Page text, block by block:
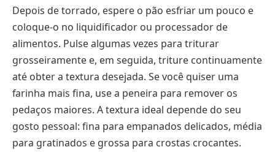
Depois de torrado, espere o pão esfriar um pouco e
coloque-o no liquidificador ou processador de
alimentos. Pulse algumas vezes para triturar
grosseiramente e, em seguida, triture continuamente
até obter a textura desejada. Se você quiser uma
farinha mais fina, use a peneira para remover os
pedaços maiores. A textura ideal depende do seu
gosto pessoal: fina para empanados delicados, média
para gratinados e grossa para crostas crocantes.